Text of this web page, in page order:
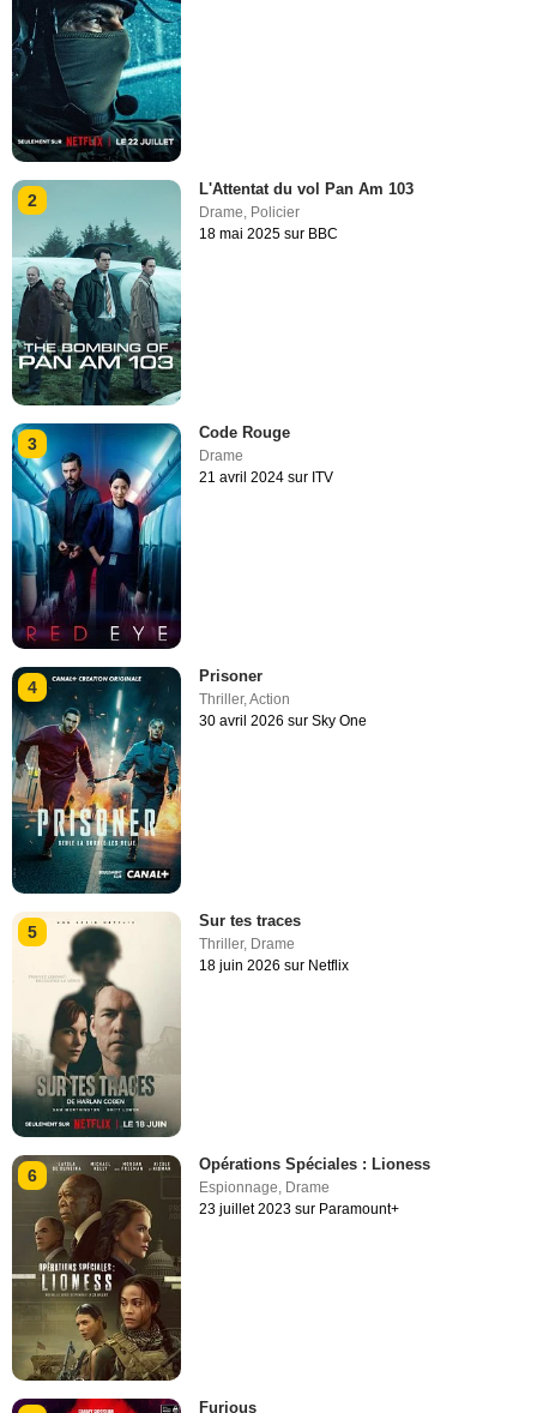
2
L'Attentat du vol Pan Am 103
Drame Policier
18 mai 2025 sur BBC
3
Code Rouge
Drame
21 avril 2024 sur ITV
4
Prisoner
Thriller,Action
30 avril 2026 sur Sky One
5
Sur tes traces
Thriller, Drame
18 juin 2026 sur Netflix
6
Opérations Spéciales : Lioness
Espionnage, Drame
23 juillet 2023 sur Paramount+
Furious